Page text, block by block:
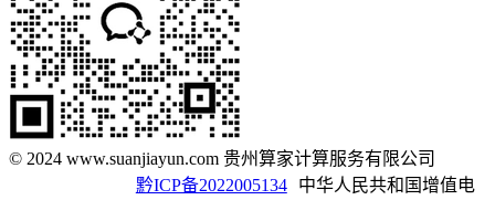
© 2024 www.suanjiayun.com 贵州算家计算服务有限公司
黔ICP备2022005134
中华人民共和国增值电